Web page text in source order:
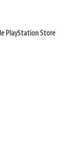
PlayStation Store